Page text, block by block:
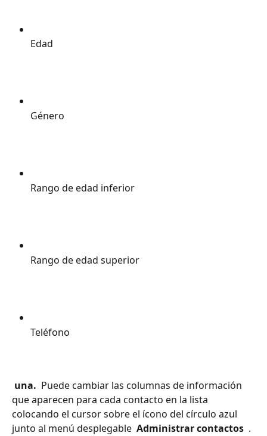
Edad
Género
Rango de edad inferior
Rango de edad superior
Teléfono
una. Puede cambiar las columnas de información
que aparecen para cada contacto en la lista
colocando el cursor sobre el ícono del círculo azul
junto al menú desplegable Administrar contactos .